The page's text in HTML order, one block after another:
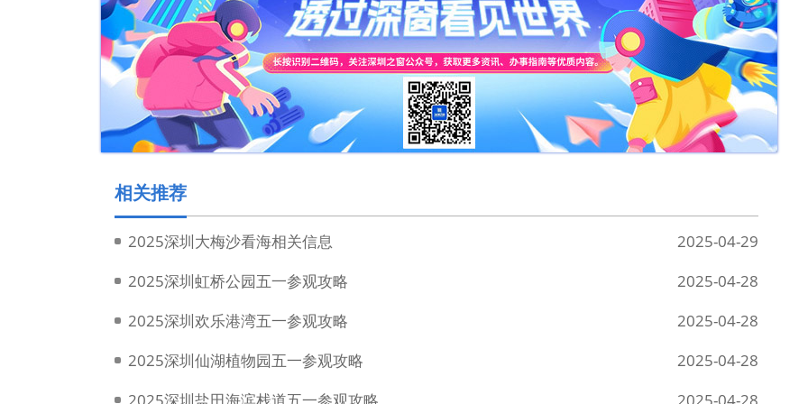
相关推荐
2025深圳大梅沙看海相关信息
2025-04-29
2025深圳虹桥公园五一参观攻略
2025-04-28
2025深圳欢乐港湾五一参观攻略
2025-04-28
2025深圳仙湖植物园五一参观攻略
2025-04-28